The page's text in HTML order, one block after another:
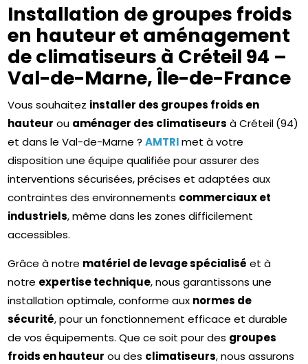
Installation de groupes froids
en hauteur et aménagement
de climatiseurs à Créteil 94 –
Val-de-Marne, Île-de-France
Vous souhaitez installer des groupes froids en
hauteur ou aménager des climatiseurs à Créteil(94)
et dans le Val-de-Marne ?AMTRImet à votre
disposition une équipe qualifiée pour assurer des
interventions sécurisées, précises et adaptées aux
contraintes des environnements commerciaux et
industriels, même dans les zones difficilement
accessibles.
Grâce à notre matériel de levage spécialisé et à
notre expertise technique, nous garantissons une
installation optimale, conforme aux normes de
sécurité, pour un fonctionnement efficace et durable
de vos équipements. Que ce soit pour des groupes
froids en hauteur ou des climatiseurs, nous assurons